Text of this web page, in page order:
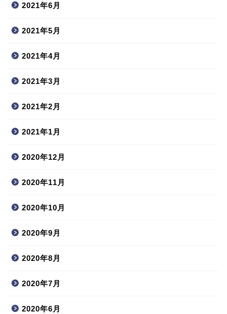
2021年6月
2021年5月
2021年4月
2021年3月
2021年2月
2021年1月
2020年12月
2020年11月
2020年10月
2020年9月
2020年8月
2020年7月
2020年6月